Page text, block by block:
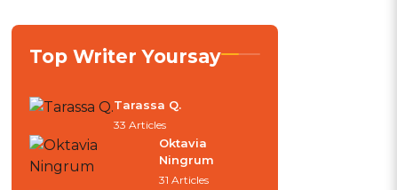
Top Writer Yoursay
Tarassa Q.
33 Articles
Oktavia
Ningrum
31 Articles